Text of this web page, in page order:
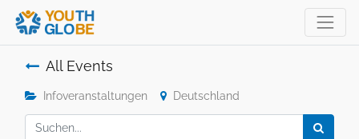
All Events
Infoveranstaltungen Deutschland